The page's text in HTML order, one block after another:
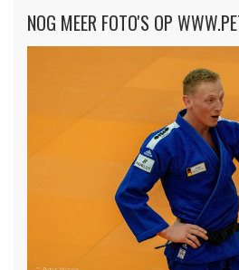
NOG MEER FOTO'S OP